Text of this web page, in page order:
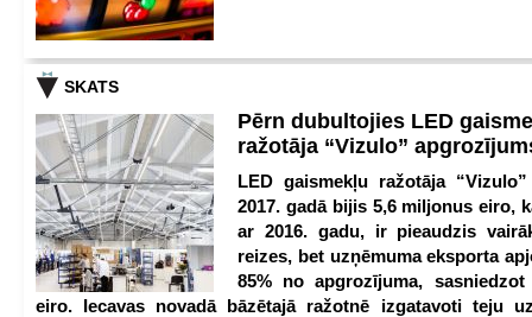
SKATS
Pērn dubultojies LED
ražotāja “Vizulo”
LED gaismekļu ražotāja
2017. gadā bijis 5,6 miljonus eiro,
ar 2016. gadu, ir pieaudzis
reizes, bet uzņēmuma eksporta
85% no apgrozījuma,
eiro. Iecavas novadā bāzētajā ražotnē izgatavoti teju